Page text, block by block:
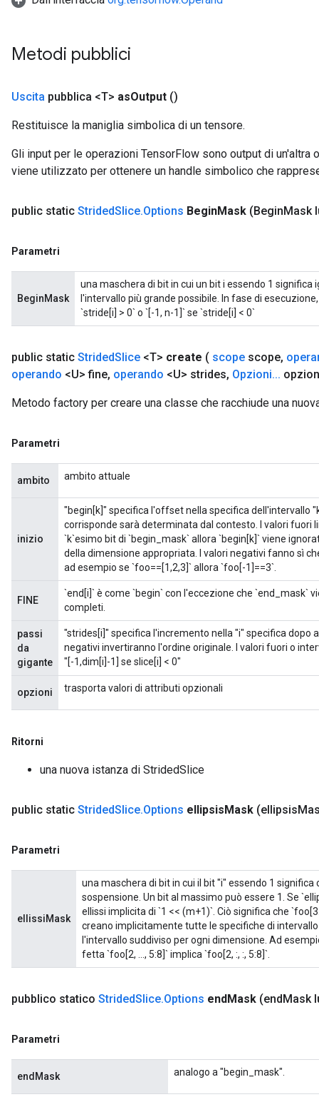
Metodi pubblici
Uscita pubblica <T> asOutput ()
Restituisce la maniglia simbolica di un tensore.
Gli input per le operazioni TensorFlow sono output di un'altra
viene utilizzato per ottenere un handle simbolico che
public static StridedSlice.Options BeginMask (BeginMask
Parametri
BeginMask
una maschera di bit in cui un bit i essendo 1
l'intervallo più grande possibile. In fase di
`stride[i] > 0` o `[-1, n-1]` se `stride[i] < 0`
public static StridedSlice <T> create ( scope scope,
operando <U> fine, operando <U> strides, Opzioni...
Metodo factory per creare una classe che racchiude una
Parametri
ambito ambito attuale
inizio
"begin[k]" specifica l'offset nella specifica dell'intervallo
corrisponde sarà determinata dal contesto. I valori fuori
`k`esimo bit di `begin_mask` allora `begin[k]` viene
della dimensione appropriata. I valori negativi fanno sì
ad esempio se `foo==[1,2,3]` allora `foo[-1]==3`.
FINE
`end[i]` è come `begin` con l'eccezione che `end_mask`
completi.
passi
da
gigante
"strides[i]" specifica l'incremento nella "i" specifica dopo
negativi invertiranno l'ordine originale. I valori fuori o
"[-1,dim[i]-1] se slice[i] < 0"
opzioni trasporta valori di attributi opzionali
Ritorni
una nuova istanza di StridedSlice
public static StridedSlice.Options ellipsisMask (ellipsis
Parametri
ellissiMask
una maschera di bit in cui il bit "i" essendo 1
sospensione. Un bit al massimo può essere 1. Se
ellissi implicita di `1 << (m+1)`. Ciò significa che
creano implicitamente tutte le specifiche di
l'intervallo suddiviso per ogni dimensione. Ad
fetta `foo[2, ..., 5:8]` implica `foo[2, :, :, 5:8]`.
pubblico statico StridedSlice.Options endMask (endMask
Parametri
endMask analogo a "begin_mask".